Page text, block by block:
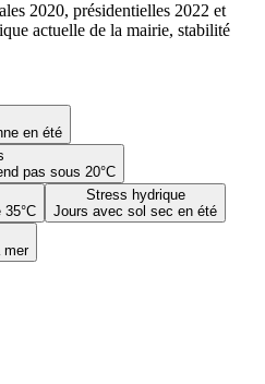
en été
pas sous 20°C
Stress hydrique
Jours avec sol sec en été
mer
2020, présidentielles 2022 et
actuelle de la mairie, stabilité